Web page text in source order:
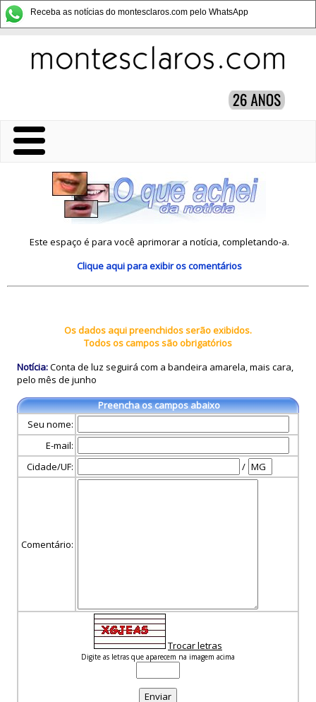
Receba as notícias do montesclaros.com pelo WhatsApp
Este espaço é para você aprimorar a notícia, completando-a.
Clique aquipara exibir os comentários
Os dados aqui preenchidos serão exibidos.
Todos os campos são obrigatórios
Notícia:Conta de luz seguirá com a bandeira amarela, mais cara,
pelo mês de junho
Preencha os campos abaixo
Seu nome:
E-mail:
Cidade/UF:
/
Comentário:
Trocar letras
Digite as letras que aparecem na imagem acima